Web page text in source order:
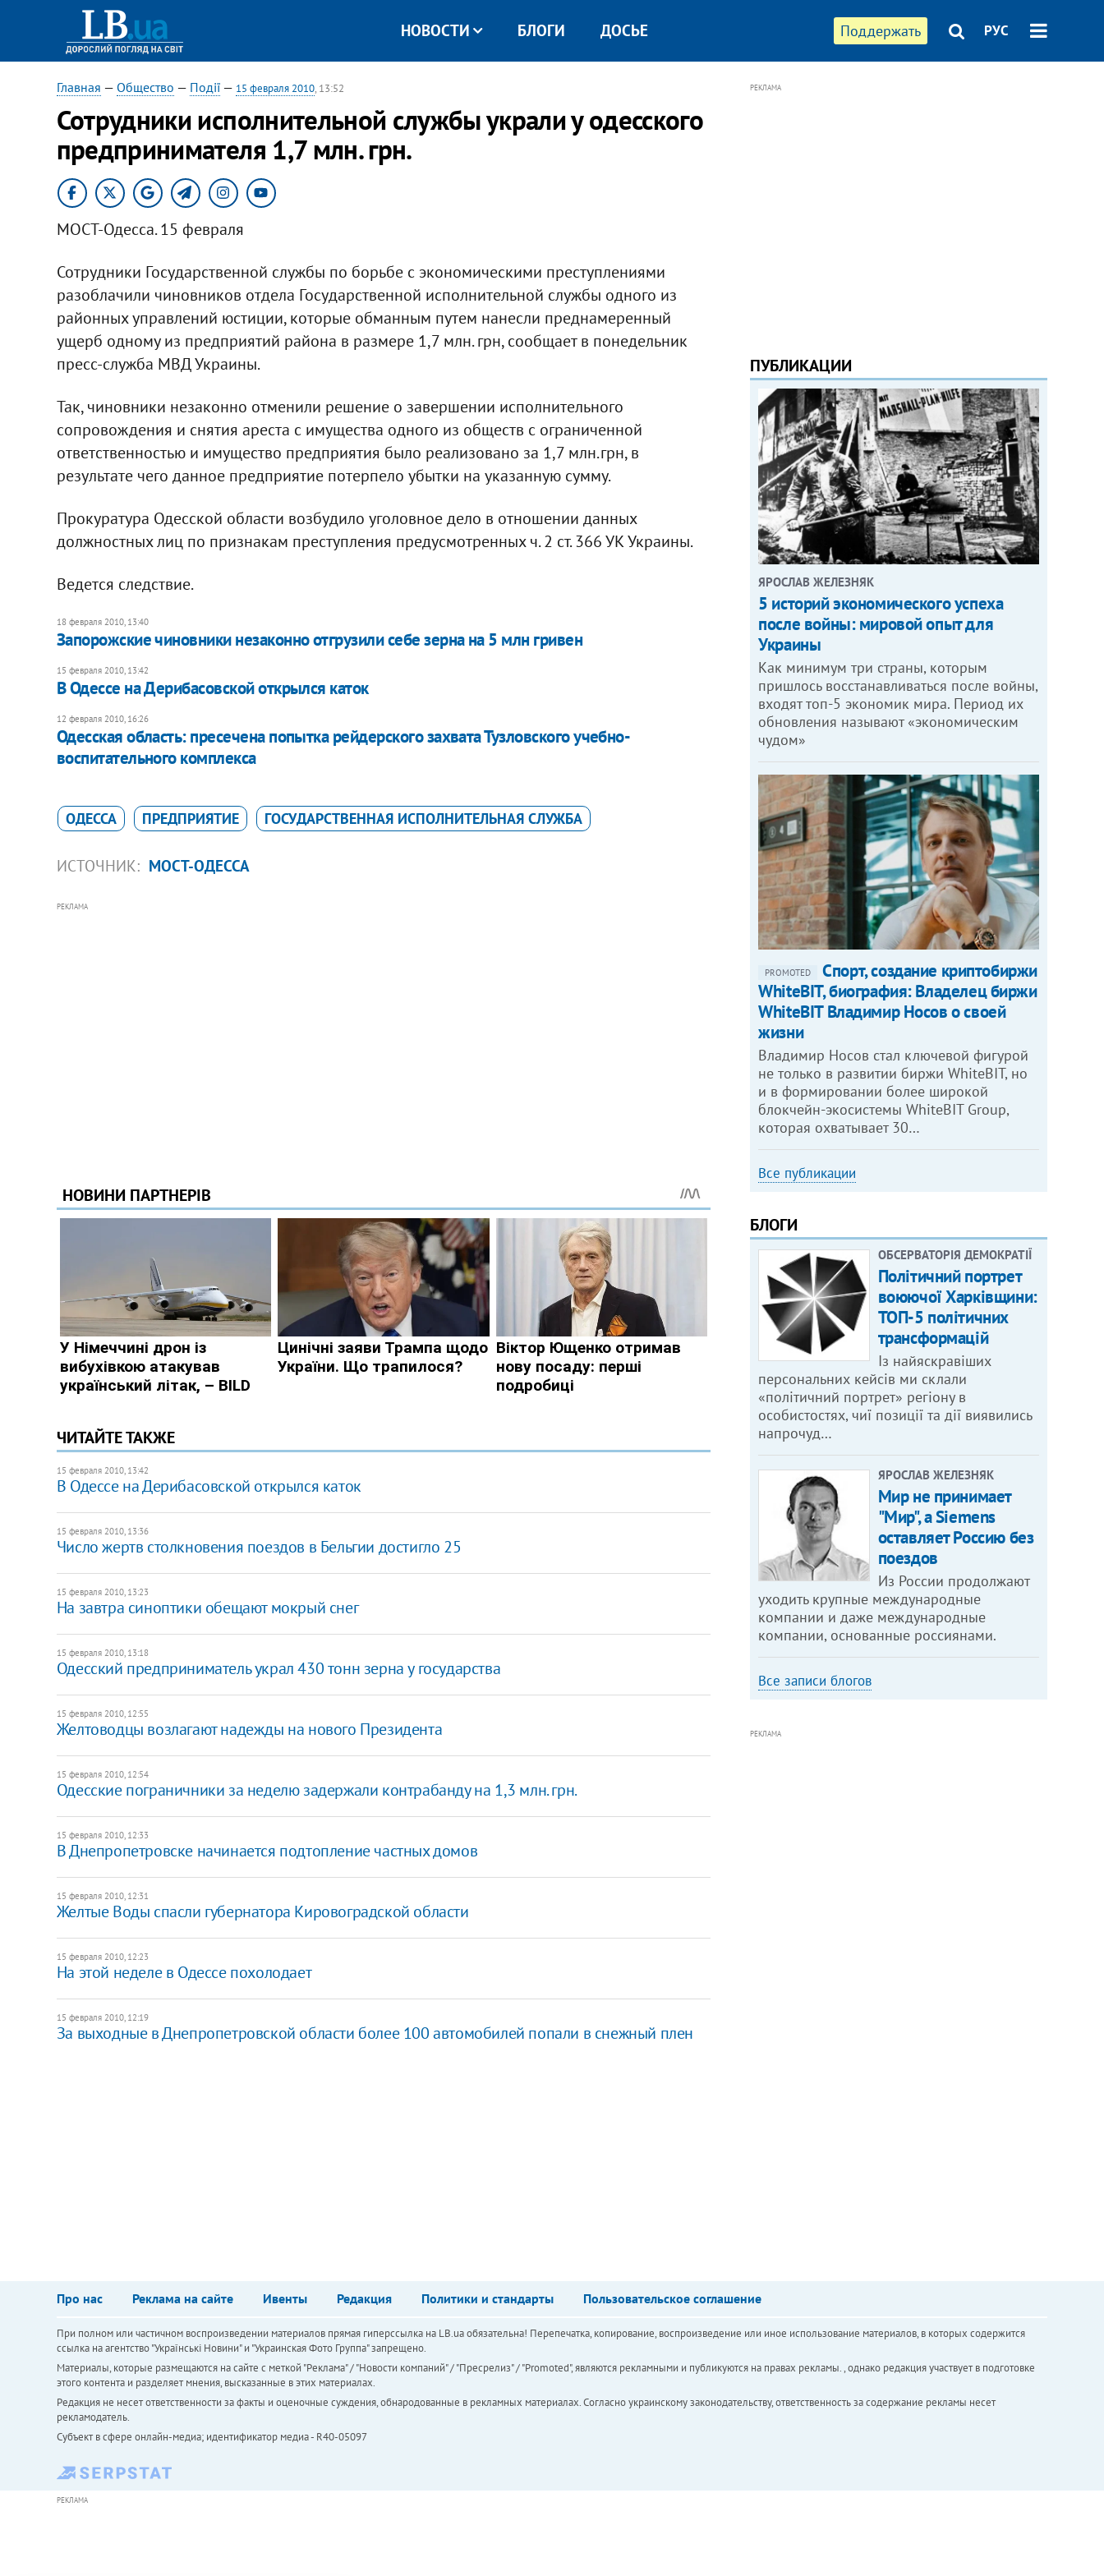
Поддержать РУС
НОВОСТИ БЛОГИ ДОСЬЕ
Главная — Общество — Події— 15 февраля 2010, 13:52
Сотрудники исполнительной службы украли у одесского
предпринимателя 1,7 млн. грн.
МОСТ-Одесса. 15 февраля
Сотрудники Государственной службы по борьбе с экономическими преступлениями
разоблачили чиновников отдела Государственной исполнительной службы одного из
районных управлений юстиции, которые обманным путем нанесли преднамеренный
ущерб одному из предприятий района в размере 1,7 млн. грн, сообщает в понедельник
пресс-служба МВД Украины.
Так, чиновники незаконно отменили решение о завершении исполнительного
сопровождения и снятия ареста с имущества одного из обществ с ограниченной
ответственностью и имущество предприятия было реализовано за 1,7 млн.грн, в
результате чего данное предприятие потерпело убытки на указанную сумму.
Прокуратура Одесской области возбудило уголовное дело в отношении данных
должностных лиц по признакам преступления предусмотренных ч. 2 ст. 366 УК Украины.
Ведется следствие.
18 февраля 2010, 13:40
Запорожские чиновники незаконно отгрузили себе зерна на 5 млн гривен
15 февраля 2010, 13:42
В Одессе на Дерибасовской открылся каток
12 февраля 2010, 16:26
Одесская область: пресечена попытка рейдерского захвата Тузловского учебно-
воспитательного комплекса
ОДЕССА ПРЕДПРИЯТИЕ ГОСУДАРСТВЕННАЯ ИСПОЛНИТЕЛЬНАЯ СЛУЖБА
ИСТОЧНИК: МОСТ-ОДЕССА
РЕКЛАМА
ЧИТАЙТЕ ТАКЖЕ
15 февраля 2010, 13:42
В Одессе на Дерибасовской открылся каток
15 февраля 2010, 13:36
Число жертв столкновения поездов в Бельгии достигло 25
15 февраля 2010, 13:23
На завтра синоптики обещают мокрый снег
15 февраля 2010, 13:18
Одесский предприниматель украл 430 тонн зерна у государства
15 февраля 2010, 12:55
Желтоводцы возлагают надежды на нового Президента
15 февраля 2010, 12:54
Одесские пограничники за неделю задержали контрабанду на 1,3 млн. грн.
15 февраля 2010, 12:33
В Днепропетровске начинается подтопление частных домов
15 февраля 2010, 12:31
Желтые Воды спасли губернатора Кировоградской области
15 февраля 2010, 12:23
На этой неделе в Одессе похолодает
15 февраля 2010, 12:19
За выходные в Днепропетровской области более 100 автомобилей попали в снежный плен
РЕКЛАМА
ПУБЛИКАЦИИ
ЯРОСЛАВ ЖЕЛЕЗНЯК
5 историй экономического успеха
после войны: мировой опыт для
Украины
Как минимум три страны, которым
пришлось восстанавливаться после войны,
входят топ-5 экономик мира. Период их
обновления называют «экономическим
чудом»
PROMOTED
Спорт, создание криптобиржи
WhiteBIT, биография: Владелец биржи
WhiteBIT Владимир Носов о своей
жизни
Владимир Носов стал ключевой фигурой
не только в развитии биржи WhiteBIT, но
и в формировании более широкой
блокчейн-экосистемы WhiteBIT Group,
которая охватывает 30…
Все публикации
БЛОГИ
ОБСЕРВАТОРІЯ ДЕМОКРАТІЇ
Політичний портрет
воюючої Харківщини:
ТОП-5 політичних
трансформацій
Із найяскравіших
персональних кейсів ми склали
«політичний портрет» регіону в
особистостях, чиї позиції та дії виявились
напрочуд…
ЯРОСЛАВ ЖЕЛЕЗНЯК
Мир не принимает
"Мир", а Siemens
оставляет Россию без
поездов
Из России продолжают
уходить крупные международные
компании и даже международные
компании, основанные россиянами.
Все записи блогов
РЕКЛАМА
Про нас Реклама на сайте Ивенты Редакция Политики и стандарты Пользовательское соглашение
При полном или частичном воспроизведении материалов прямая гиперссылка на LB.ua обязательна! Перепечатка, копирование, воспроизведение или иное использование материалов, в которых содержится
ссылка на агентство "Українськi Новини" и "Украинская Фото Группа" запрещено.
Материалы, которые размещаются на сайте с меткой "Реклама" / "Новости компаний" / "Пресрелиз" / "Promoted", являются рекламными и публикуются на правах рекламы. , однако редакция участвует в подготовке
этого контента и разделяет мнения, высказанные в этих материалах.
Редакция не несет ответственности за факты и оценочные суждения, обнародованные в рекламных материалах. Согласно украинскому законодательству, ответственность за содержание рекламы несет
рекламодатель.
Субъект в сфере онлайн-медиа; идентификатор медиа - R40-05097
РЕКЛАМА